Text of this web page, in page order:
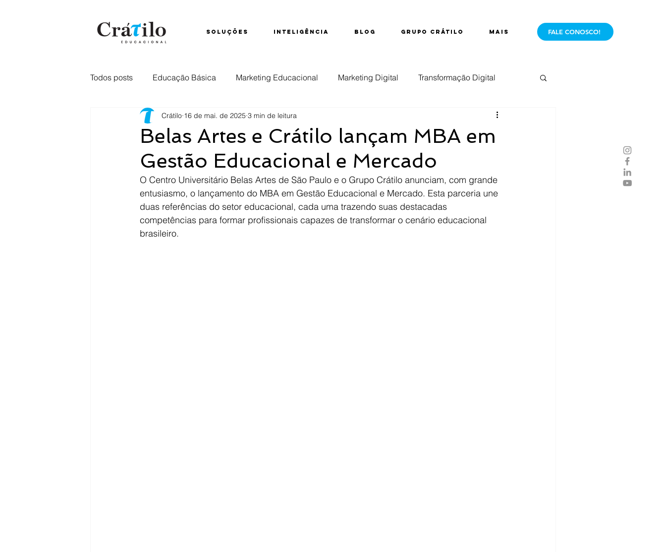
SOLUÇÕES INTELIGÊNCIA BLOG GRUPO CRÁTILO Mais FALE CONOSCO!
Todos posts Educação Básica Marketing Educacional Marketing Digital Transformação Digital
Ensino Híbrido Comunicação Educação Superior Live
Captação retenção Ensino Técnico
Belas Artes e Crátilo lançam MBA em
Gestão Educacional e Mercado
Crátilo 16 de mai. de 2025 3 min de leitura
O Centro Universitário Belas Artes de São Paulo e o Grupo Crátilo anunciam, com grande
entusiasmo, o lançamento do MBA em Gestão Educacional e Mercado. Esta parceria une
duas referências do setor educacional, cada uma trazendo suas destacadas
competências para formar profissionais capazes de transformar o cenário educacional
brasileiro.